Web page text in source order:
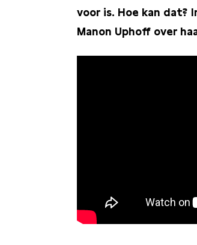
voor is. Hoe kan dat?
Manon Uphoff over